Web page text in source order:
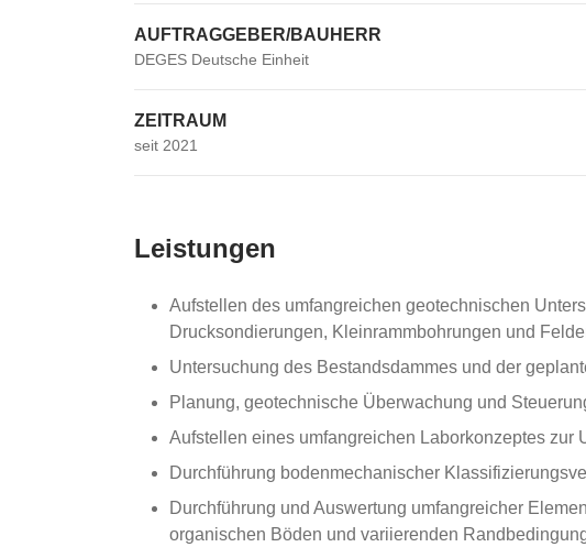
AUFTRAGGEBER/BAUHERR
DEGES Deutsche Einheit
ZEITRAUM
seit 2021
Leistungen
Aufstellen des umfangreichen geotechnischen
Drucksondierungen, Kleinrammbohrungen und
Untersuchung des Bestandsdammes und der
Planung, geotechnische Überwachung und
Aufstellen eines umfangreichen Laborkonzeptes
Durchführung bodenmechanischer
Durchführung und Auswertung umfangreicher
organischen Böden und variierenden